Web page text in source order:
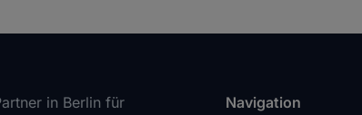
in Berlin für
Navigation